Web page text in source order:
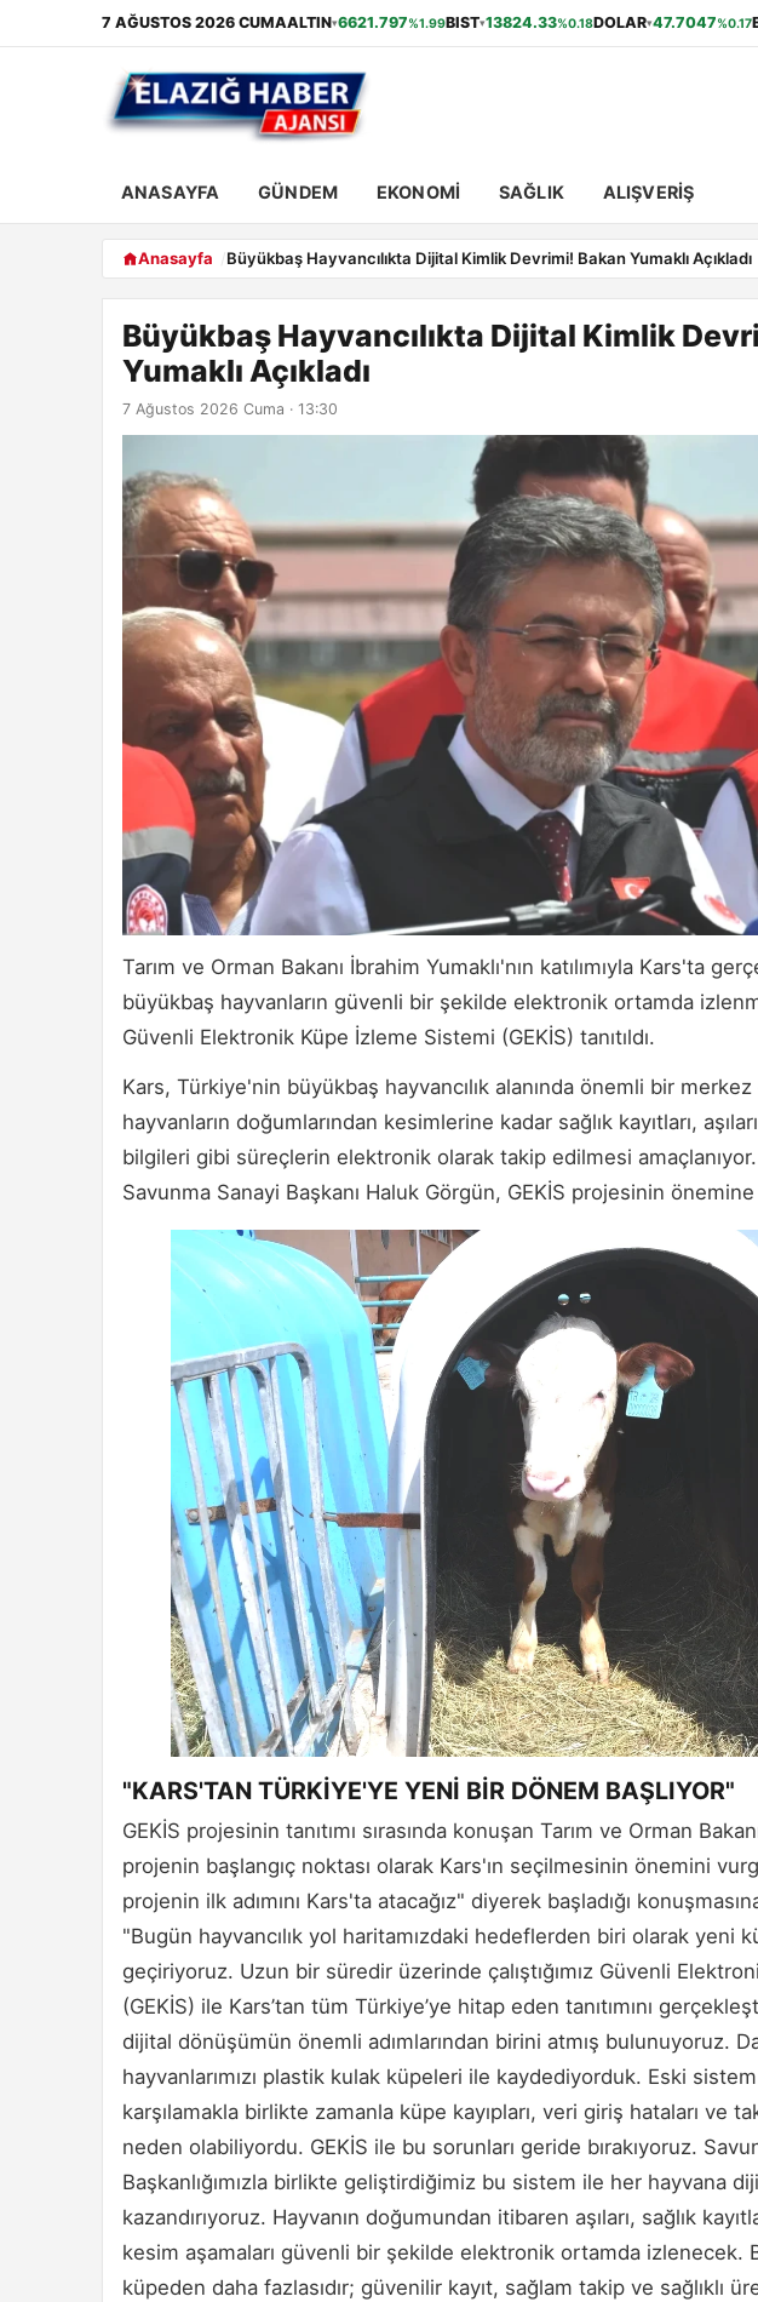
7 AĞUSTOS 2026 CUMAALTIN▾6621.797%1.99BIST▾13824.33%0.18DOLAR▾47.7047%0.17
ANASAYFA GÜNDEM EKONOMI SAĞLIK ALIŞVERIŞ
Anasayfa Büyükbaş Hayvancılıkta Dijital Kimlik Devrimi! Bakan Yumaklı Açıkladı
Büyükbaş Hayvancılıkta Dijital Kimlik
Yumaklı Açıkladı
7 Ağustos 2026 Cuma · 13:30
Tarım ve Orman Bakanı İbrahim Yumaklı'nın katılımıyla Kars'ta
büyükbaş hayvanların güvenli bir şekilde elektronik ortamda
Güvenli Elektronik Küpe İzleme Sistemi (GEKİS) tanıtıldı.
Kars, Türkiye'nin büyükbaş hayvancılık alanında önemli bir merkez
hayvanların doğumlarından kesimlerine kadar sağlık kayıtları,
bilgileri gibi süreçlerin elektronik olarak takip edilmesi amaçlanıyor.
Savunma Sanayi Başkanı Haluk Görgün, GEKİS projesinin
"KARS'TAN TÜRKİYE'YE YENİ BİR DÖNEM BAŞLIYOR"
GEKİS projesinin tanıtımı sırasında konuşan Tarım ve Orman
projenin başlangıç noktası olarak Kars'ın seçilmesinin önemini
projenin ilk adımını Kars'ta atacağız" diyerek başladığı
"Bugün hayvancılık yol haritamızdaki hedeflerden biri olarak yeni
geçiriyoruz. Uzun bir süredir üzerinde çalıştığımız Güvenli
(GEKİS) ile Kars’tan tüm Türkiye’ye hitap eden tanıtımını
dijital dönüşümün önemli adımlarından birini atmış bulunuyoruz.
hayvanlarımızı plastik kulak küpeleri ile kaydediyorduk. Eski
karşılamakla birlikte zamanla küpe kayıpları, veri giriş hataları ve
neden olabiliyordu. GEKİS ile bu sorunları geride bırakıyoruz.
Başkanlığımızla birlikte geliştirdiğimiz bu sistem ile her hayvana
kazandırıyoruz. Hayvanın doğumundan itibaren aşıları, sağlık
kesim aşamaları güvenli bir şekilde elektronik ortamda izlenecek.
küpeden daha fazlasıdır; güvenilir kayıt, sağlam takip ve sağlıklı